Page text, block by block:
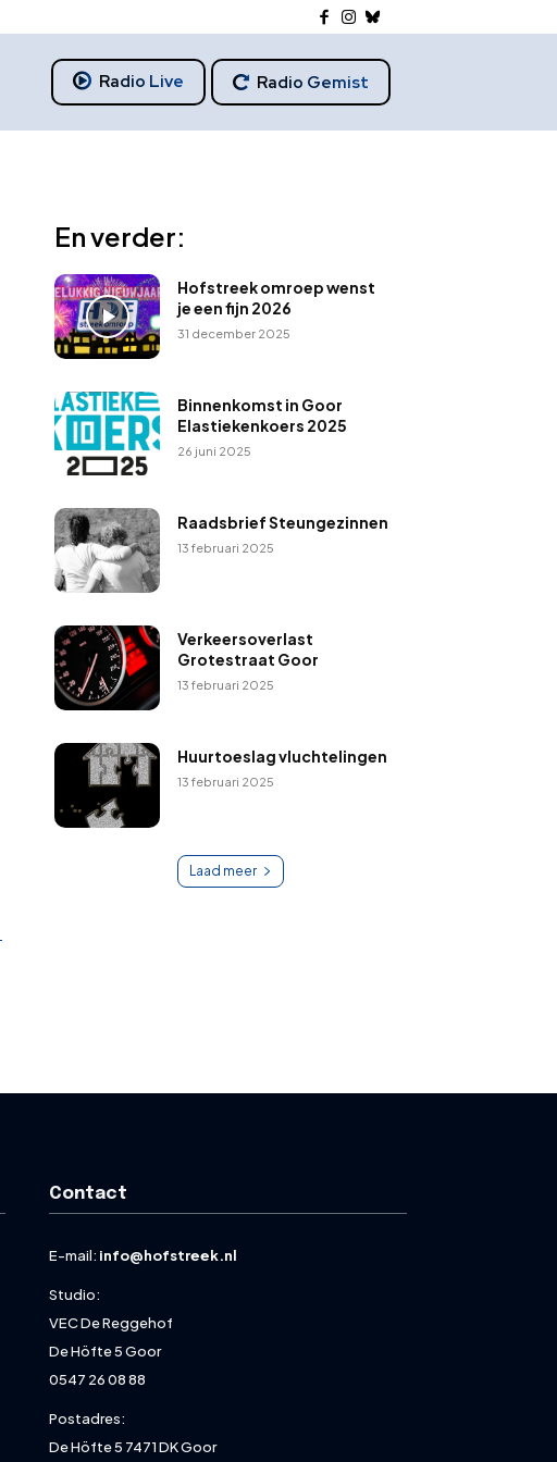
Radio Live Radio Gemist
En verder:
Hofstreek omroep wenst
je een fijn 2026
31 december 2025
Binnenkomst in Goor
Elastiekenkoers 2025
26 juni 2025
Raadsbrief Steungezinnen
13 februari 2025
Verkeersoverlast
Grotestraat Goor
13 februari 2025
Huurtoeslag vluchtelingen
13 februari 2025
Laad meer
Contact
E-mail: info@hofstreek.nl
Studio:
VEC De Reggehof
De Höfte 5 Goor
0547 26 08 88
Postadres:
De Höfte 5 7471 DK Goor